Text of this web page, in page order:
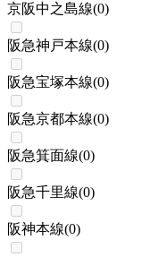
京阪中之島線(0)
阪急神戸本線(0)
阪急宝塚本線(0)
阪急京都本線(0)
阪急箕面線(0)
阪急千里線(0)
阪神本線(0)